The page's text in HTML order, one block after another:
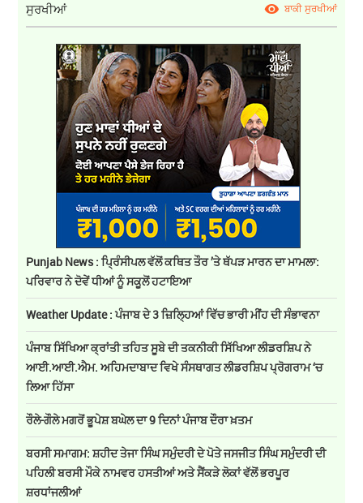
ਸੁਰਖੀਆਂ ਬਾਕੀ ਸੁਰਖੀਆਂ
Punjab News : ਪ੍ਰਿੰਸੀਪਲ ਵੱਲੋਂ ਕਥਿਤ ਤੌਰ ’ਤੇ ਥੱਪੜ ਮਾਰਨ ਦਾ ਮਾਮਲਾ:
ਪਰਿਵਾਰ ਨੇ ਦੋਵੇਂ ਧੀਆਂ ਨੂੰ ਸਕੂਲੋਂ ਹਟਾਇਆ
Weather Update : ਪੰਜਾਬ ਦੇ 3 ਜ਼ਿਲ੍ਹਿਆਂ ਵਿੱਚ ਭਾਰੀ ਮੀਂਹ ਦੀ ਸੰਭਾਵਨਾ
ਪੰਜਾਬ ਸਿੱਖਿਆ ਕ੍ਰਾਂਤੀ ਤਹਿਤ ਸੂਬੇ ਦੀ ਤਕਨੀਕੀ ਸਿੱਖਿਆ ਲੀਡਰਸ਼ਿਪ ਨੇ
ਆਈ.ਆਈ.ਐਮ. ਅਹਿਮਦਾਬਾਦ ਵਿਖੇ ਸੰਸਥਾਗਤ ਲੀਡਰਸ਼ਿਪ ਪ੍ਰੋਗਰਾਮ ‘ਚ
ਲਿਆ ਹਿੱਸਾ
ਰੌਲੇ-ਗੌਲੇ ਮਗਰੋਂ ਭੂਪੇਸ਼ ਬਘੇਲ ਦਾ 9 ਦਿਨਾਂ ਪੰਜਾਬ ਦੌਰਾ ਖ਼ਤਮ
ਬਰਸੀ ਸਮਾਗਮ: ਸ਼ਹੀਦ ਤੇਜਾ ਸਿੰਘ ਸਮੁੰਦਰੀ ਦੇ ਪੋਤੇ ਜਸਜੀਤ ਸਿੰਘ ਸਮੁੰਦਰੀ ਦੀ
ਪਹਿਲੀ ਬਰਸੀ ਮੌਕੇ ਨਾਮਵਰ ਹਸਤੀਆਂ ਅਤੇ ਸੈਂਕੜੇ ਲੋਕਾਂ ਵੱਲੋਂ ਭਰਪੂਰ
ਸ਼ਰਧਾਂਜਲੀਆਂ